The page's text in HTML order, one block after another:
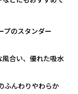
プのスタンダー
合い、優れた吸水
ふんわりやわらか